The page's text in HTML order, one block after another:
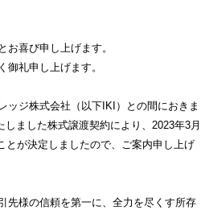
喜び申し上げます。
御礼申し上げます。
ッジ株式会社（以下IKI）との間におきま
ました株式譲渡契約により、2023年3月
とが決定しましたので、ご案内申し上げ
先様の信頼を第一に、全力を尽くす所存